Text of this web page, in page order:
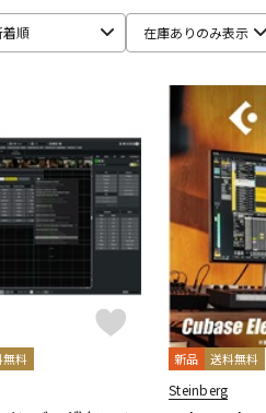
エ
配信/ライブ
機器
楽
リ
着順 在庫ありのみ表示
無料 新品 送料無料
Steinberg